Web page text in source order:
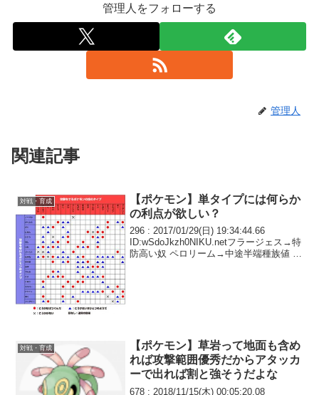
管理人をフォローする
管理人
関連記事
対戦・育成
【ポケモン】単タイプには何らか
の利点が欲しい？
296 : 2017/01/29(日) 19:34:44.66
ID:wSdoJkzh0NIKU.netフラージェス→特
防高い奴 ペロリーム→中途半端種族値 フ
対戦・育成
【ポケモン】草岩って地面も含め
れば攻撃範囲優秀だからアタッカ
ーで出れば割と強そうだよな
678 : 2018/11/15(木) 00:05:20.08